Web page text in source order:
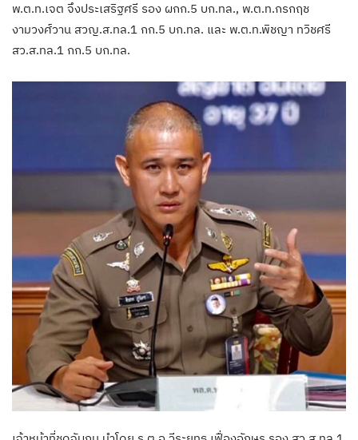
พ.ต.ท.เจต จึงประเสริฐศรี รอง ผกก.5 บก.ทล., พ.ต.ท.กรกฤช
งามวงศ์วาน สวญ.ส.ทล.1 กก.5 บก.ทล. และ พ.ต.ท.พิชญา ทวิชศรี
สว.ส.ทล.1 กก.5 บก.ทล.